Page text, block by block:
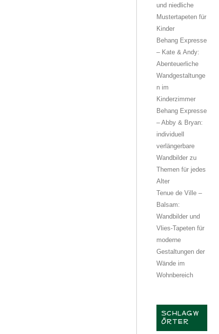
und niedliche
Mustertapeten für
Kinder
Behang Expresse
– Kate & Andy:
Abenteuerliche
Wandgestaltunge
n im
Kinderzimmer
Behang Expresse
– Abby & Bryan:
individuell
verlängerbare
Wandbilder zu
Themen für jedes
Alter
Tenue de Ville –
Balsam:
Wandbilder und
Vlies-Tapeten für
moderne
Gestaltungen der
Wände im
Wohnbereich
SCHLAGW
ÖRTER